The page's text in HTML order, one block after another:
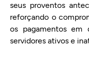
seus proventos
reforçando o
os pagamentos em
servidores ativos e